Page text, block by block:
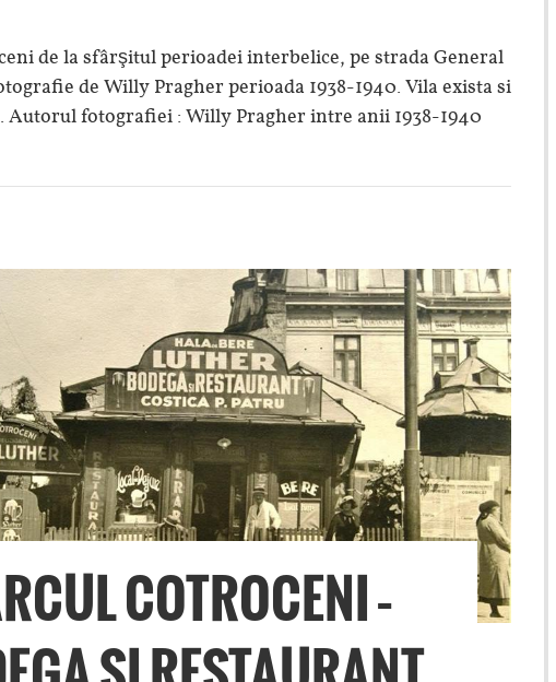
de la sfârşitul perioadei interbelice, pe strada General
de Willy Pragher perioada 1938-1940. Vila exista si
Autorul fotografiei : Willy Pragher intre anii 1938-1940
COTROCENI –